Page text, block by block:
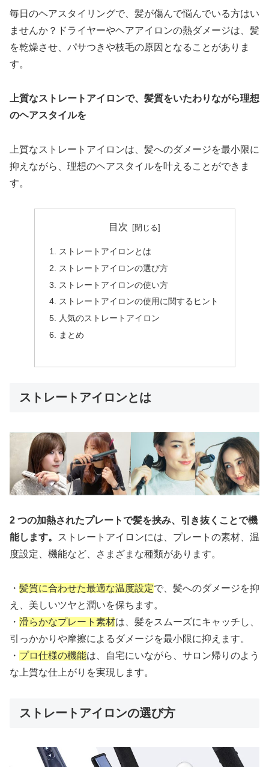
毎日のヘアスタイリングで、髪が傷んで悩んでいる方はい
ませんか？ドライヤーやヘアアイロンの熱ダメージは、髪
を乾燥させ、パサつきや枝毛の原因となることがありま
す。
上質なストレートアイロンで、髪質をいたわりながら理想
のヘアスタイルを
上質なストレートアイロンは、髪へのダメージを最小限に
抑えながら、理想のヘアスタイルを叶えることができま
す。
目次
ストレートアイロンとは
ストレートアイロンの選び方
ストレートアイロンの使い方
ストレートアイロンの使用に関するヒント
人気のストレートアイロン
まとめ
ストレートアイロンとは
2 つの加熱されたプレートで髪を挟み、引き抜くことで機
能します。 ストレートアイロンには、プレートの素材、温
度設定、機能など、さまざまな種類があります。
・ 髪質に合わせた最適な温度設定で、髪へのダメージを抑
え、美しいツヤと潤いを保ちます。
・ 滑らかなプレート素材は、髪をスムーズにキャッチし、
引っかかりや摩擦によるダメージを最小限に抑えます。
・ プロ仕様の機能は、自宅にいながら、サロン帰りのよう
な上質な仕上がりを実現します。
ストレートアイロンの選び方